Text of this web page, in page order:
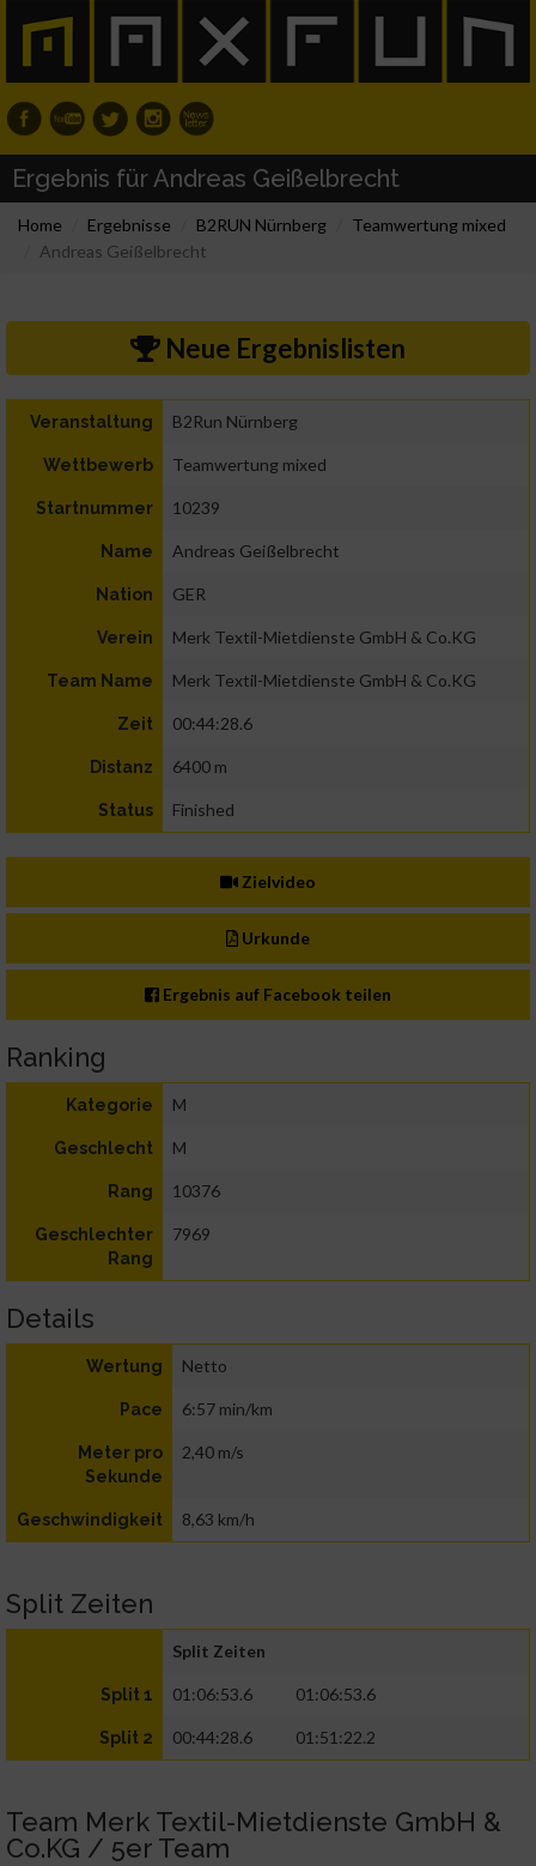
Ergebnis für Andreas Geißelbrecht
Home Ergebnisse B2RUN Nürnberg
Teamwertung mixed
Andreas Geißelbrecht
Neue Ergebnislisten
Veranstaltung B2Run Nürnberg
Wettbewerb Teamwertung mixed
Startnummer 10239
Name Andreas Geißelbrecht
Nation GER
Verein Merk Textil-Mietdienste GmbH & Co.KG
Team Name Merk Textil-Mietdienste GmbH & Co.KG
Zeit 00:44:28.6
Distanz 6400 m
Status Finished
Zielvideo
Urkunde
Ergebnis auf Facebook teilen
Ranking
Kategorie M
Geschlecht M
Rang 10376
Geschlechter
Rang
7969
Details
Wertung Netto
Pace 6:57 min/km
Meter pro
Sekunde
2,40 m/s
Geschwindigkeit 8,63 km/h
Split Zeiten
Split Zeiten
Split 1 01:06:53.6 01:06:53.6
Split 2 00:44:28.6 01:51:22.2
Team Merk Textil-Mietdienste GmbH &
Co.KG / 5er Team